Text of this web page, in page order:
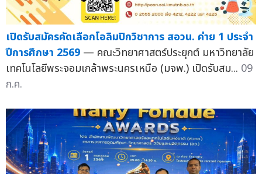
เปิดรับสมัครคัดเลือกโอลิมปิกวิชาการ สอวน. ค่าย 1 ประจำ
ปีการศึกษา 2569 — คณะวิทยาศาสตร์ประยุกต์ มหาวิทยาลัย
เทคโนโลยีพระจอมเกล้าพระนครเหนือ (มจพ.) เปิดรับสม... 09
ก.ค.